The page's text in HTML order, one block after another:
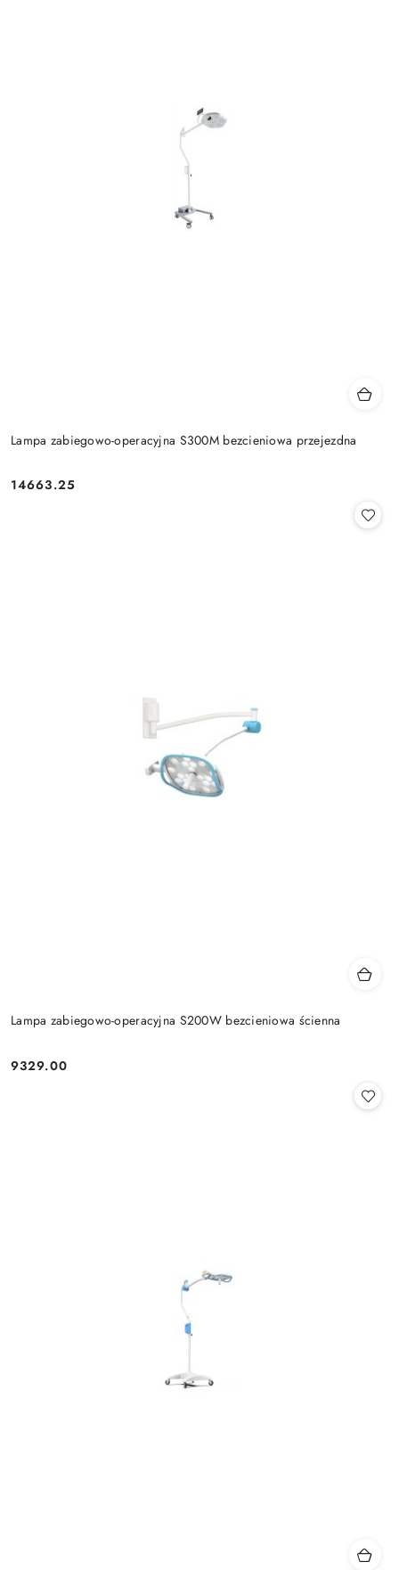
Lampa zabiegowo-operacyjna S300M bezcieniowa przejezdna
Cena:
14663.25
Lampa zabiegowo-operacyjna S200W bezcieniowa ścienna
Cena:
9329.00